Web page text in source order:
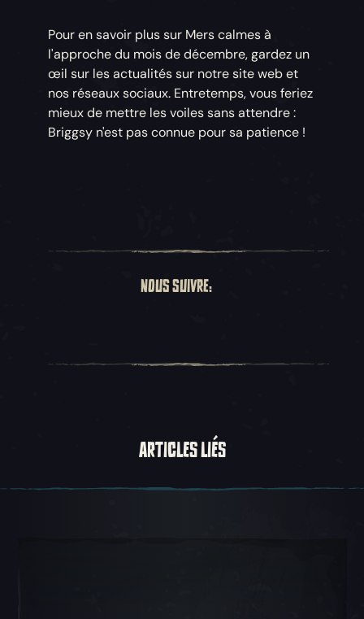
Pour en savoir plus sur Mers calmes à
l'approche du mois de décembre, gardez un
œil sur les actualités sur notre site web et
nos réseaux sociaux. Entretemps, vous feriez
mieux de mettre les voiles sans attendre :
Briggsy n'est pas connue pour sa patience !
NOUS SUIVRE:
ARTICLES LIÉS